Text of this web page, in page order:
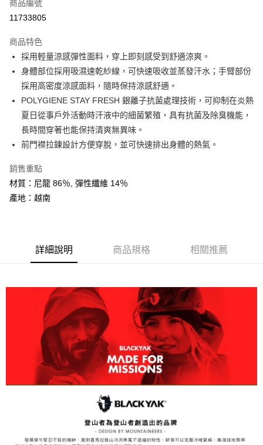
Apple Pay
悠遊付
Google Pay
全盈+PAY
大哥付你分期
相關說明
【大哥付你分期使用說明】
1.本服務由台灣大哥大提供，台灣大哥大用戶可立即使用無須另外申請。
流程，驗證手機門號後，選擇欲分期的期數、繳款截止日，確認付款後即完
成交易。
3.實際核准額度、可分期數及費用金額請依後續交易確認頁面所載為準。
4.訂單成立30分鐘內，如未前往確認交易或遇審核未通過，訂單將自動取
1.分期款項不併入電信帳單，「大哥付你分期」於每月結算日後寄送繳費提
醒簡訊。
【注意事項】
1.本服務係由「台灣大哥大股份有限公司」（以下簡稱本公司）所提供，讓
用戶於交易時，得透過本服務購買商品或服務，並由商店將買賣／分期付款
買賣價金債權讓與本公司後，依約使用本公司帳單繳交帳款。
2.基於同意付款使用「大哥付你分期」之契約關係目的，商店將以您的個人
資料（包含姓名、電話或地址）提供予台灣大哥大進項蒐集、處理及利用，
由本公司與您本人進行分期帳單所需資料之確認、核對及更正。
3.完整用戶服務條款，請詳閱以下連結：https://oppay.tw/userRule
AFTEE先享後付
相關說明
AFTEE先享後付是「在收到商品之後才付款」的支付方式。 讓您購物簡單
便利好安心！
【「AFTEE先享後付」結帳流程】
１．於結帳方式選擇「AFTEE先享後付」後，將跳轉至「AFTEE先享後付」
３．收到繳費通知簡訊後14天內，點擊此簡訊中的連結，可透過四大超商／
ATM／網路銀行／等多元方式進行付款，方視為交易完成。
※ 請注意：結帳手續完成當下不需立刻繳費，但若您需要取消訂單，請聯絡
購買商品的店家。未經商家同意取消之訂單仍視為有效，需透過AFTEE先享
後付繳納相關費用。
※ 交易是否成功請以「AFTEE先享後付 」之結帳頁面顯示為準，若有關於
是否繳費成功／繳費後需取消欲退款等相關疑問，請聯繫「AFTEE先享後付
客戶支援中心」https://netprotections.freshdesk.com/support/home
【注意事項】
１．透過由恩沛科技股份有限公司提供之「AFTEE先享後付」服務完成之交
易，需依本服務之必要範圍內提供個人資料，並將交易相關給付款項請求債
權轉讓予恩沛科技股份有限公司。
２．關於個人資料處理事宜，請瀏覽以下網址：
https://aftee.tw/terms/#terms3
ATM付款
每筆NT$60，滿NT$599(含以上)免運費
每筆NT$60，滿NT$599(含以上)免運費
萊爾富取貨付款
每筆NT$60，滿NT$799(含以上)免運費
付款後萊爾富取貨
每筆NT$60，滿NT$799(含以上)免運費
7-11取貨付款
每筆NT$60，滿NT$799(含以上)免運費
每筆NT$60，滿NT$799(含以上)免運費
商品編號
11733805
商品特色
採用輕量涼感彈性面料，穿上即刻感受到舒適涼爽。
身體部位採用吸濕速乾紗線，可快速吸收並蒸發汗水；手臂部份
採用高密度涼感面料，隨時保持涼感舒適。
POLYGIENE STAY FRESH 銀離子抗菌處理技術，可抑制在炎熱
夏日從事戶外活動時汗液中的細菌繁殖，具有抗菌及除臭機能，
長時間穿著也能保持清爽無異味。
前門襟拉鍊設計方便穿脫，並可快速排出身體的熱氣。
銷售重點
材質：尼龍 86％, 彈性纖維 14％
產地：越南
詳細說明 商品規格 相關推薦